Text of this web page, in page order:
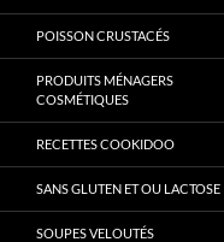
POISSON CRUSTACÉS
PRODUITS MÉNAGERS
COSMÉTIQUES
RECETTES COOKIDOO
SANS GLUTEN ET OU LACTOSE
SOUPES VELOUTÉS